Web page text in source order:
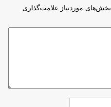
بخش‌های موردنیاز علامت‌گذاری